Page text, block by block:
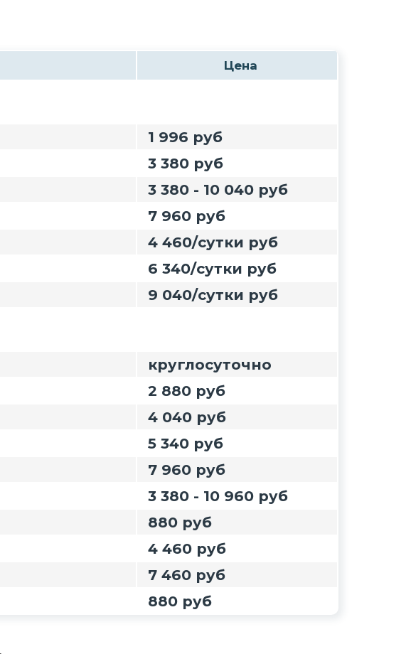
Цена
1 996 руб
3 380 руб
3 380 - 10 040 руб
7 960 руб
4 460/сутки руб
6 340/сутки руб
9 040/сутки руб
круглосуточно
2 880 руб
4 040 руб
5 340 руб
7 960 руб
3 380 - 10 960 руб
880 руб
4 460 руб
7 460 руб
880 руб